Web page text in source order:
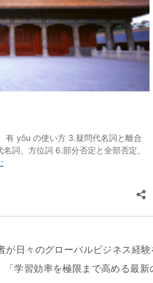
日々のグローバルビジネス経
学習効率を極限まで高める最